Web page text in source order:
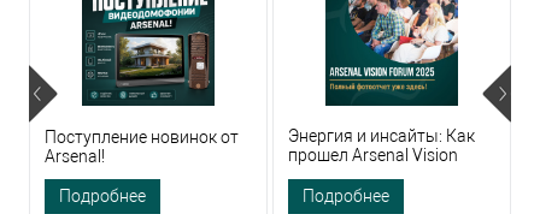
Поступление новинок от
Arsenal!
Подробнее
Энергия и инсайты: Как
прошел Arsenal Vision
Подробнее